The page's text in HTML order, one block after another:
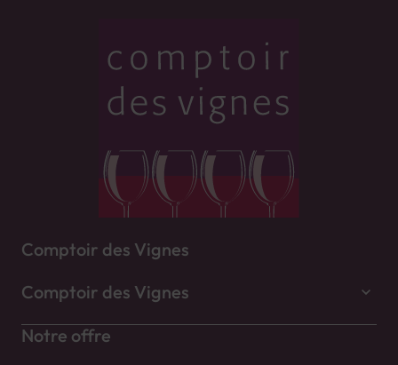
Comptoir des Vignes
Comptoir des Vignes
Notre offre